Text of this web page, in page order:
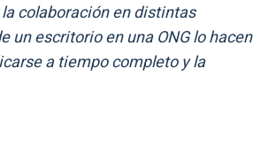
colaboración en distintas
un escritorio en una ONG lo hacen
a tiempo completo y la